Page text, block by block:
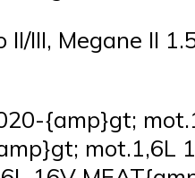
III, Megane II
{amp}gt;
mot.1,6L